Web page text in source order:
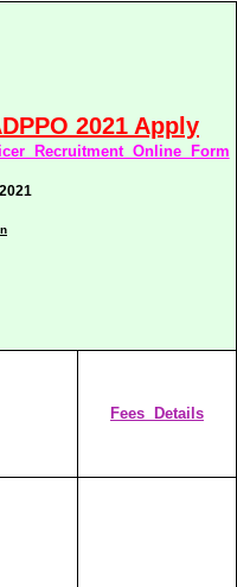
2021 Apply
Recruitment Online Form
Fees Details